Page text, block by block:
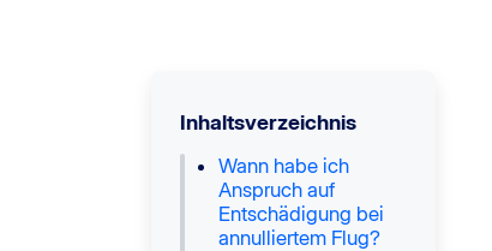
Inhaltsverzeichnis
Wann habe ich
Anspruch auf
Entschädigung bei
annulliertem Flug?